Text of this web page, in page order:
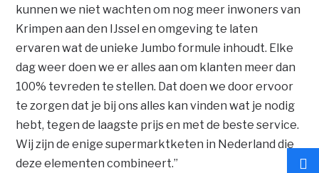
kunnen we niet wachten om nog meer inwoners van
Krimpen aan den IJssel en omgeving te laten
ervaren wat de unieke Jumbo formule inhoudt. Elke
dag weer doen we er alles aan om klanten meer dan
100% tevreden te stellen. Dat doen we door ervoor
te zorgen dat je bij ons alles kan vinden wat je nodig
hebt, tegen de laagste prijs en met de beste service.
Wij zijn de enige supermarktketen in Nederland die
deze elementen combineert.”